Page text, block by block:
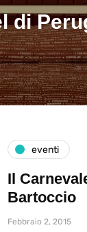
di
eventi
Il
Bartoccio
Febbraio 2, 2015